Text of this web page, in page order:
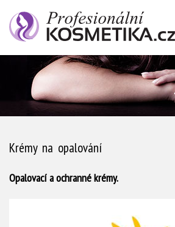
Krémy na opalování
Opalovací a ochranné krémy.